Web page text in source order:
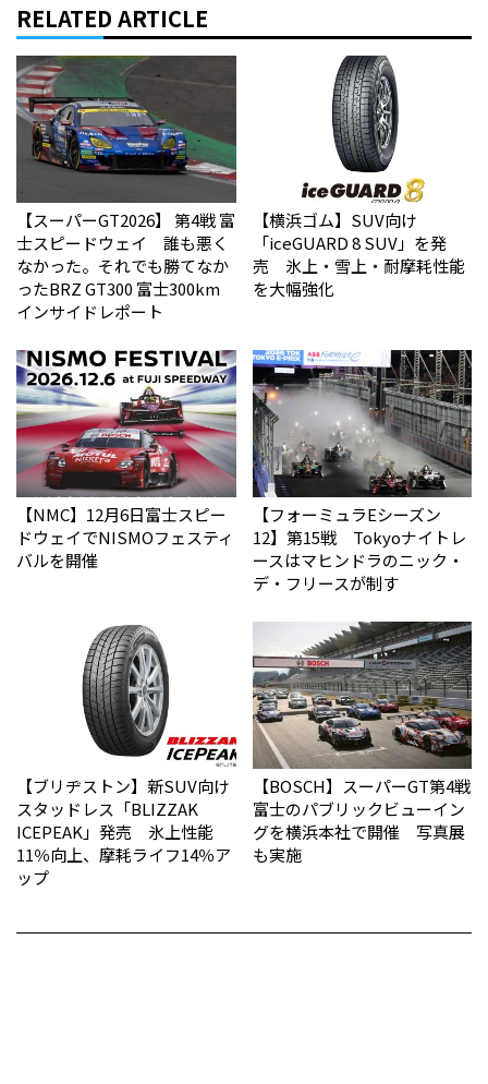
RELATED ARTICLE
【スーパーGT2026】 第4戦 富
士スピードウェイ 誰も悪く
なかった。それでも勝てなか
った――BRZ GT300 富士300km
インサイドレポート
【横浜ゴム】SUV向け
「iceGUARD 8 SUV」を発
売 氷上・雪上・耐摩耗性能
を大幅強化
【NMC】12月6日富士スピー
ドウェイでNISMOフェスティ
バルを開催
【フォーミュラEシーズン
12】第15戦 Tokyoナイトレ
ースはマヒンドラのニック・
デ・フリースが制す
【ブリヂストン】新SUV向け
スタッドレス「BLIZZAK
ICEPEAK」発売 氷上性能
11％向上、摩耗ライフ14％ア
ップ
【BOSCH】スーパーGT第4戦
富士のパブリックビューイン
グを横浜本社で開催 写真展
も実施